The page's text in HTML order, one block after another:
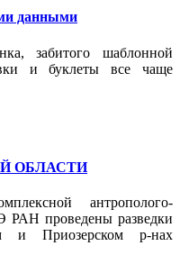
данными
забитого шаблонной
и буклеты все чаще
ОБЛАСТИ
антрополого-
РАН проведены разведки
и Приозерском р-нах